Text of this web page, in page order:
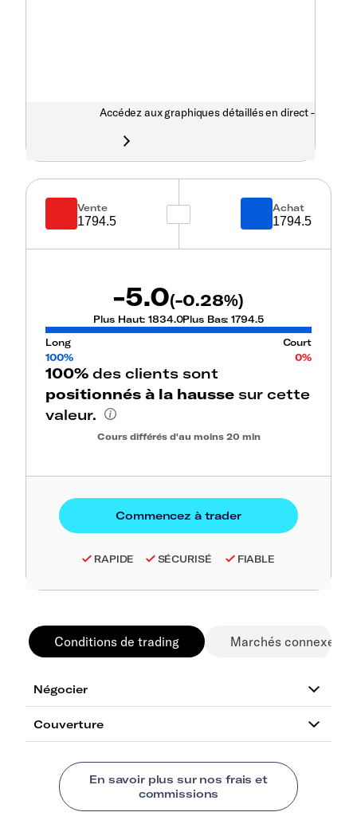
Accédez aux graphiques détaillés en direct -
Vente
1794.5
Achat
1794.5
-5.0(-0.28%)
Plus Haut:1834.0Plus Bas:1794.5
Long
Court
100%
0%
100% des clients sont
positionnés à la hausse sur cette
valeur.
Cours différés d'au moins 20 min
RAPIDE SÉCURISÉ FIABLE
Conditions de trading Marchés connexes